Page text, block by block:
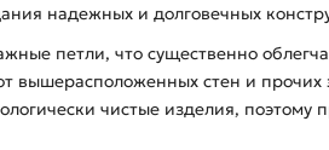
надежных и долговечных
петли, что существенно
вышерасположенных стен и
чистые изделия,